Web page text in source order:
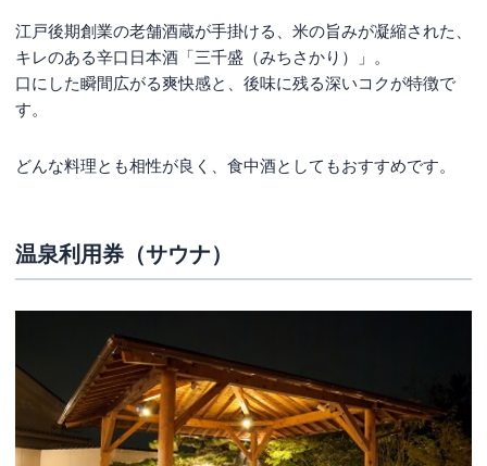
江戸後期創業の老舗酒蔵が手掛ける、米の旨みが凝縮された、
キレのある辛口日本酒「三千盛（みちさかり）」。
口にした瞬間広がる爽快感と、後味に残る深いコクが特徴で
す。
どんな料理とも相性が良く、食中酒としてもおすすめです。
温泉利用券（サウナ）